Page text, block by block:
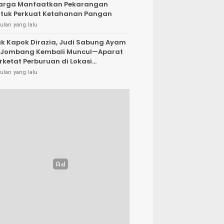
Manfaatkan Pekarangan
Perkuat Ketahanan Pangan
yang lalu
Kapok Dirazia, Judi Sabung Ayam
Kembali Muncul—Aparat
Perburuan di Lokasi
yang lalu